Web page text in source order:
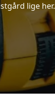
lige her.